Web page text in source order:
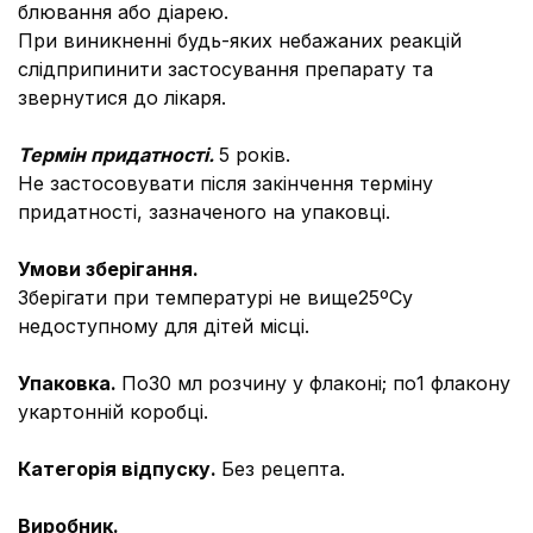
блювання або діарею.
При виникненні будь-яких небажаних реакцій
слідприпинити застосування препарату та
звернутися до лікаря.
Термін придатності. 5 років.
Не застосовувати після закінчення терміну
придатності, зазначеного на упаковці.
Умови зберігання.
Зберігати при температурі не вище25ºCу
недоступному для дітей місці.
Упаковка. По30 мл розчину у флаконі; по1 флакону
укартонній коробці.
Категорія відпуску. Без рецепта.
Виробник.